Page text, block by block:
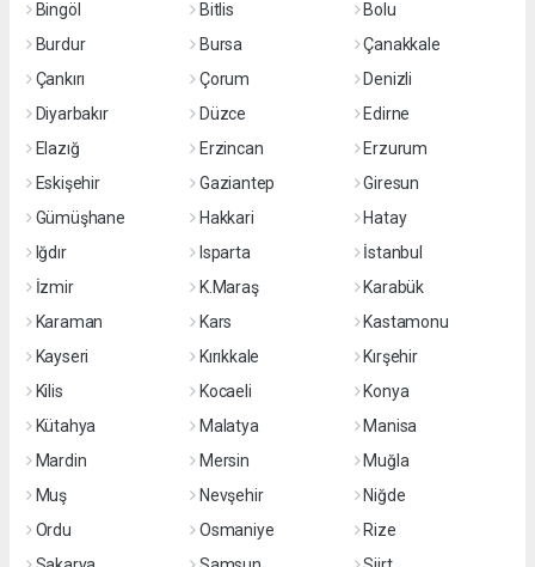
Bingöl
Bitlis
Bolu
Burdur
Bursa
Çanakkale
Çankırı
Çorum
Denizli
Diyarbakır
Düzce
Edirne
Elazığ
Erzincan
Erzurum
Eskişehir
Gaziantep
Giresun
Gümüşhane
Hakkari
Hatay
Iğdır
Isparta
İstanbul
İzmir
K.Maraş
Karabük
Karaman
Kars
Kastamonu
Kayseri
Kırıkkale
Kırşehir
Kilis
Kocaeli
Konya
Kütahya
Malatya
Manisa
Mardin
Mersin
Muğla
Muş
Nevşehir
Niğde
Ordu
Osmaniye
Rize